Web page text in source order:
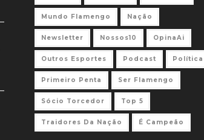
Mundo Flamengo Nação
Newsletter Nossos10 OpinaAi
Outros Esportes Podcast Política
Primeiro Penta Ser Flamengo
Sócio Torcedor Top 5
Traidores Da Nação É Campeão